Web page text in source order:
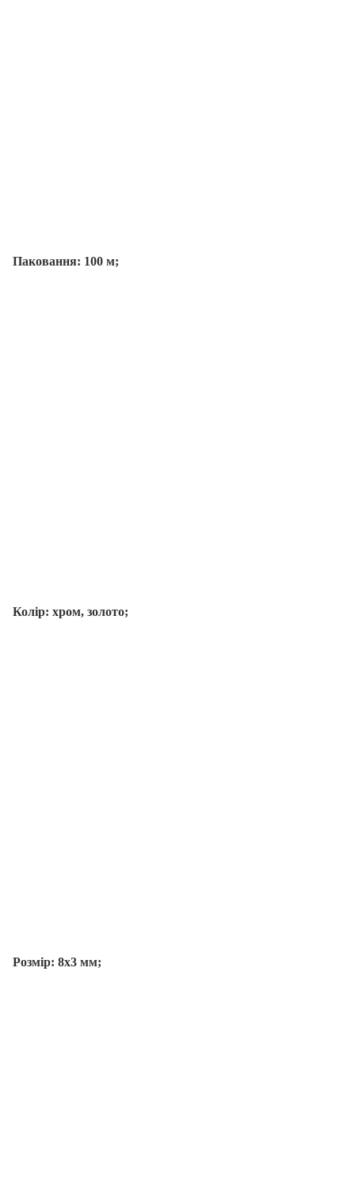
Паковання: 100 м;
Колір: хром, золото;
Розмір: 8х3 мм;